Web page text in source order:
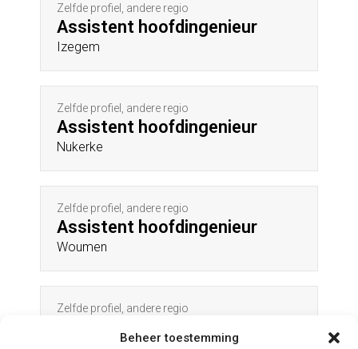
Beheer toestemming
Zelfde profiel, andere regio
Assistent hoofdingenieur
Izegem
Zelfde profiel, andere regio
Assistent hoofdingenieur
Nukerke
Zelfde profiel, andere regio
Assistent hoofdingenieur
Woumen
Zelfde profiel, andere regio